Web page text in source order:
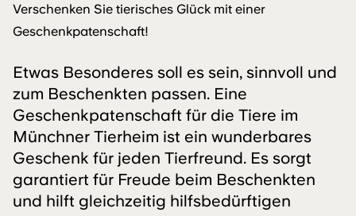
Verschenken Sie tierisches Glück mit einer
Geschenkpatenschaft!
Etwas Besonderes soll es sein, sinnvoll und
zum Beschenkten passen. Eine
Geschenkpatenschaft für die Tiere im
Münchner Tierheim ist ein wunderbares
Geschenk für jeden Tierfreund. Es sorgt
garantiert für Freude beim Beschenkten
und hilft gleichzeitig hilfsbedürftigen